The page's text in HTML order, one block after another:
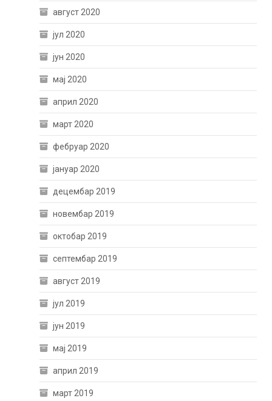
август 2020
јул 2020
јун 2020
мај 2020
април 2020
март 2020
фебруар 2020
јануар 2020
децембар 2019
новембар 2019
октобар 2019
септембар 2019
август 2019
јул 2019
јун 2019
мај 2019
април 2019
март 2019